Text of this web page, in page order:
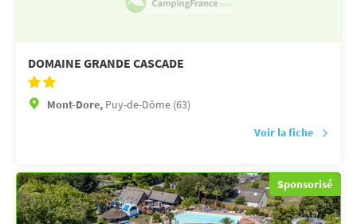
DOMAINE GRANDE CASCADE
Mont-Dore, Puy-de-Dôme (63)
Voir la fiche
Sponsorisé